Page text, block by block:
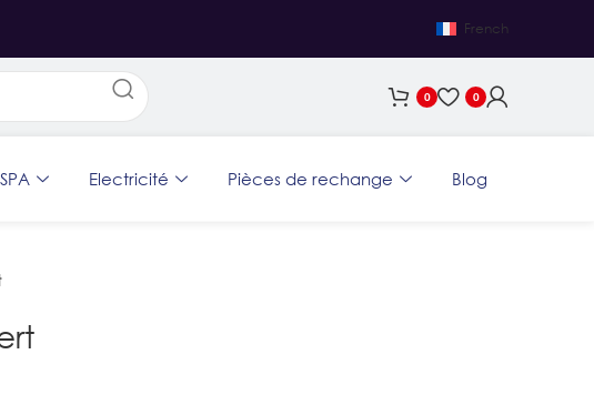
French
0 0
Electricité Pièces de rechange Blog